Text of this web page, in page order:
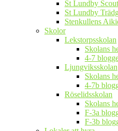
St Lundby
St Lundby
Stenkullens
Skolor
Lekstorpsskolan
Skolans
4-7
Ljungviksskolan
Skolans
4-7b
Röselidsskolan
Skolans
F-3a
F-3b